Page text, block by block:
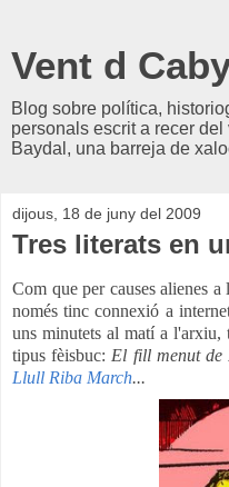
Vent d
Blog sobre política,
personals escrit a recer
Baydal, una barreja de
dijous, 18 de juny del 2009
Tres literats en
Com que per causes alienes
només tinc connexió a
uns minutets al matí a l'arxiu,
tipus fèisbuc: El fill menut de
Llull Riba March...